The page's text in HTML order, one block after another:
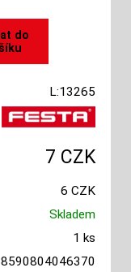
L:13265
7 CZK
6 CZK
Skladem
1 ks
8590804046370